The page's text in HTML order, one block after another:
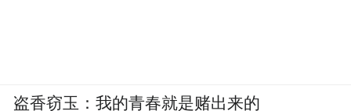
盗香窃玉：我的青春就是赌出来的